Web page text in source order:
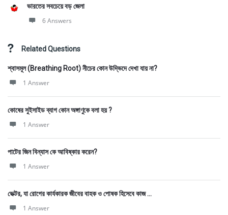
ভারতের সবচেয়ে বড় জেলা
6 Answers
Related Questions
শ্বাসমূল (Breathing Root) নীচের কোন উদ্ভিদে দেখা যায় না?
1 Answer
কোষের সুইসাইড ব্যাগ কোন অঙ্গাণুকে বলা হয় ?
1 Answer
পাটের জিন বিন্যাস কে আবিষ্কার করেন?
1 Answer
ভেক্টর, যা রোগের কার্যকারক জীবের বাহক ও পোষক হিসেবে কাজ ...
1 Answer